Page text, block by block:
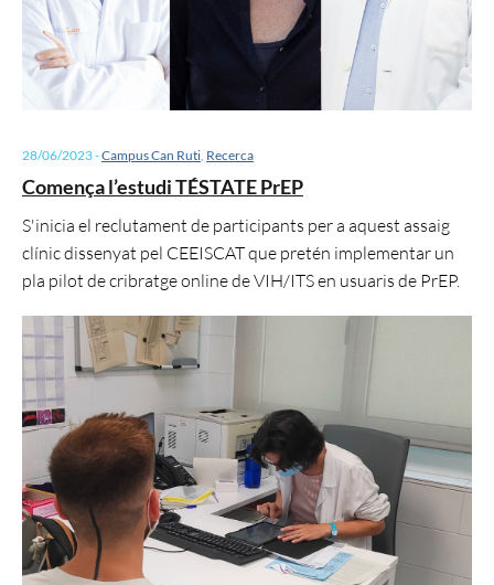
28/06/2023-Campus Can Ruti Recerca
Comença l’estudi TÉSTATE PrEP
S'inicia el reclutament de participants per a aquest assaig
clínic dissenyat pel CEEISCAT que pretén implementar un
pla pilot de cribratge online de VIH/ITS en usuaris de PrEP.